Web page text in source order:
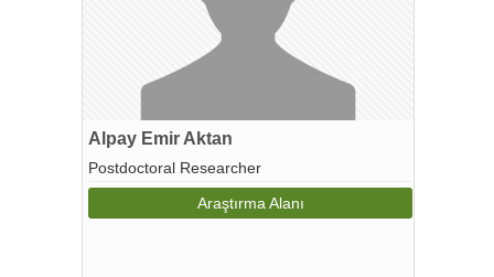
Alpay Emir Aktan
Postdoctoral Researcher
Araştırma Alanı